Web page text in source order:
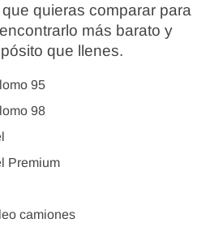
quieras comparar para
más barato y
que llenes.
95
98
Premium
camiones